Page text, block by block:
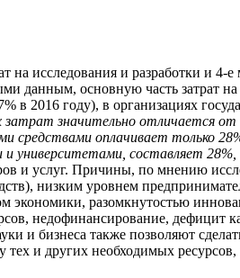
исследования и разработки и 4-
данным, основную часть затрат
2016 году), в организациях
значительно отличается
средствами оплачивает только
университетами, составляет
и услуг. Причины, по мнению
низким уровнем
экономики, разомкнутостью
недофинансирование, дефицит
и бизнеса также позволяют
и других необходимых